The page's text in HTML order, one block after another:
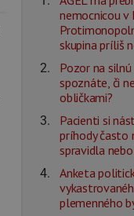
nemocnicou v
skupina príliš
Pozor na
spoznáte, či
obličkami?
Pacienti si
príhody často
spravidla
Anketa
plemenného